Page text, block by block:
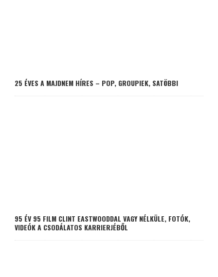
25 ÉVES A MAJDNEM HÍRES – POP, GROUPIEK, SATÖBBI
95 ÉV 95 FILM CLINT EASTWOODDAL VAGY NÉLKÜLE, FOTÓK,
VIDEÓK A CSODÁLATOS KARRIERJÉBŐL